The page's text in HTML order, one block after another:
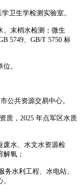
卫生学检测实验室。
、末梢水检测；微生
5749、GB/T 5750 标
。
公共资源交易中心。
质，2025 年点军区水质
废水、水文水资源检
氧；
务水利工程、水电站、